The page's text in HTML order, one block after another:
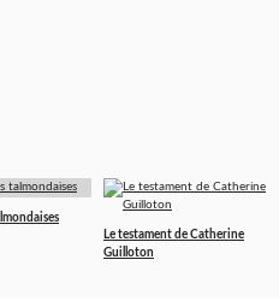
Le testament de Catherine
Guilloton